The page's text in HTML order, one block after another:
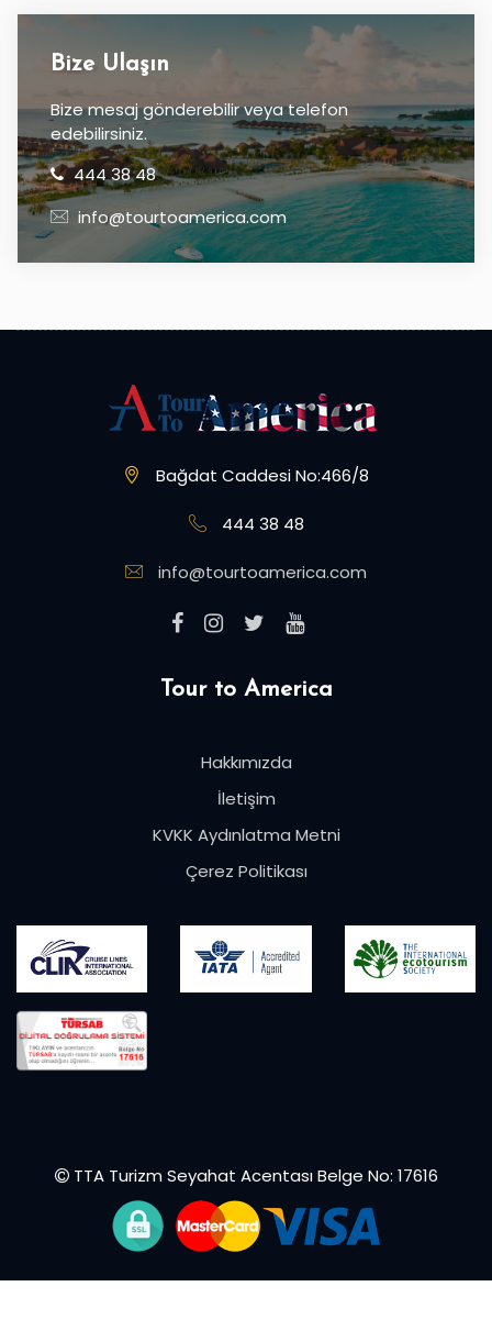
Bize Ulaşın
Bize mesaj gönderebilir veya telefon
edebilirsiniz.
444 38 48
info@tourtoamerica.com
Bağdat Caddesi No:466/8
444 38 48
info@tourtoamerica.com
Tour to America
Hakkımızda
İletişim
KVKK Aydınlatma Metni
Çerez Politikası
TTA Turizm Seyahat Acentası Belge No: 17616